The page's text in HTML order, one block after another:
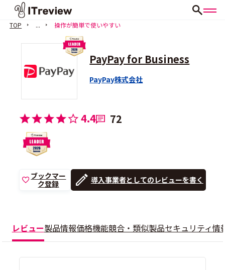
TOP ... 操作が簡単で使いやすい
PayPay for Business
PayPay株式会社
4.4 72
ブックマー
ク登録
導入事業者としてのレビューを書く
レビュー製品情報価格機能競合・類似製品セキュリティ情